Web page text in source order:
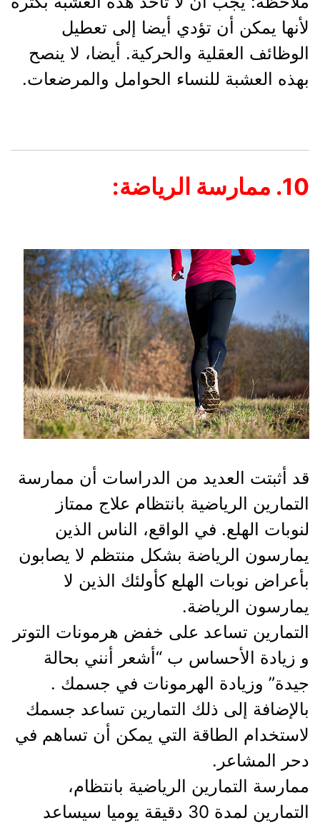
لأنها يمكن أن تؤدي أيضا إلى تعطيل
الوظائف العقلية والحركية. أيضا، لا ينصح
بهذه العشبة للنساء الحوامل والمرضعات.
10. ممارسة الرياضة:
قد أثبتت العديد من الدراسات أن ممارسة
التمارين الرياضية بانتظام علاج ممتاز
لنوبات الهلع. في الواقع، الناس الذين
يمارسون الرياضة بشكل منتظم لا يصابون
بأعراض نوبات الهلع كأولئك الذين لا
يمارسون الرياضة.
التمارين تساعد على خفض هرمونات التوتر
و زيادة الأحساس ب “أشعر أنني بحالة
جيدة” وزيادة الهرمونات في جسمك .
بالإضافة إلى ذلك التمارين تساعد جسمك
لاستخدام الطاقة التي يمكن أن تساهم في
دحر المشاعر.
ممارسة التمارين الرياضية بانتظام،
التمارين لمدة 30 دقيقة يوميا سيساعد